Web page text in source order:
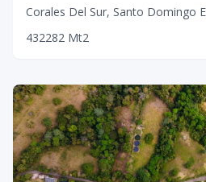
Corales Del Sur, Santo Domingo
432282 Mt2